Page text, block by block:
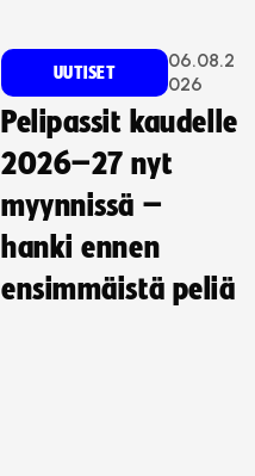
UUTISET
06.08.2
026
Pelipassit kaudelle
2026–27 nyt
myynnissä –
hanki ennen
ensimmäistä peliä